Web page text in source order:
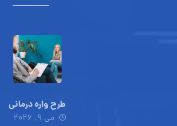
طرح واره درمانی
می ۹, ۲۰۲۶